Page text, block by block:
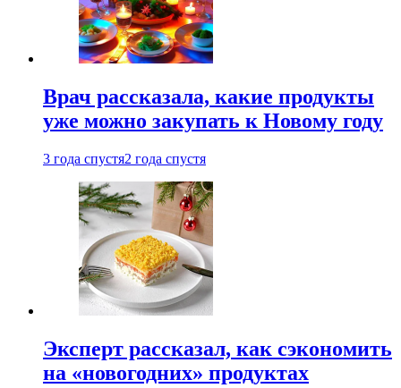
Врач рассказала, какие продукты
уже можно закупать к Новому году
3 года спустя2 года спустя
Эксперт рассказал, как сэкономить
на «новогодних» продуктах